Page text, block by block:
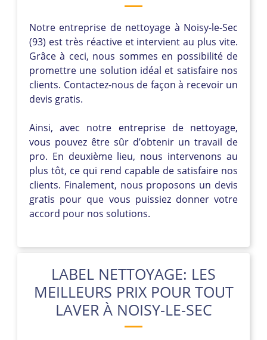
Notre entreprise de nettoyage à Noisy-le-Sec
(93) est très réactive et intervient au plus vite.
Grâce à ceci, nous sommes en possibilité de
promettre une solution idéal et satisfaire nos
clients. Contactez-nous de façon à recevoir un
devis gratis.
Ainsi, avec notre entreprise de nettoyage,
vous pouvez être sûr d’obtenir un travail de
pro. En deuxième lieu, nous intervenons au
plus tôt, ce qui rend capable de satisfaire nos
clients. Finalement, nous proposons un devis
gratis pour que vous puissiez donner votre
accord pour nos solutions.
LABEL NETTOYAGE: LES
MEILLEURS PRIX POUR TOUT
LAVER À NOISY-LE-SEC